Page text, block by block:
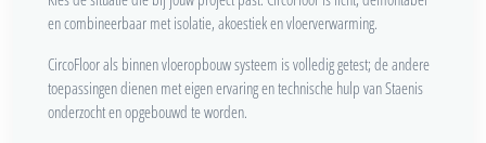
en combineerbaar met isolatie, akoestiek en vloerverwarming.
CircoFloor als binnen vloeropbouw systeem is volledig getest; de andere
toepassingen dienen met eigen ervaring en technische hulp van Staenis
onderzocht en opgebouwd te worden.